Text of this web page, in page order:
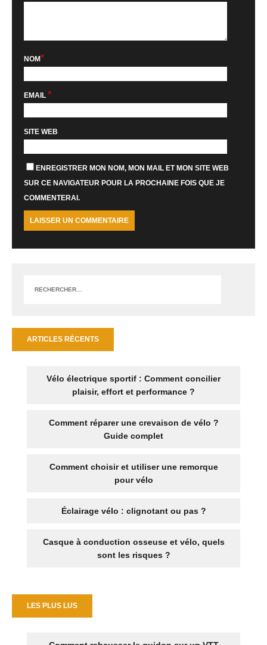
NOM*
EMAIL *
SITE WEB
ENREGISTRER MON NOM, MON MAIL ET MON SITE WEB
SUR CE NAVIGATEUR POUR LA PROCHAINE FOIS QUE JE
COMMENTERAI.
ARTICLES RÉCENTS
Vélo électrique sportif : Comment concilier
plaisir, effort et performance ?
Comment réparer une crevaison de vélo ?
Guide complet
Comment choisir et utiliser une remorque
pour vélo
Éclairage vélo : clignotant ou pas ?
Casque à conduction osseuse et vélo, quels
sont les risques ?
LES PLUS LUS